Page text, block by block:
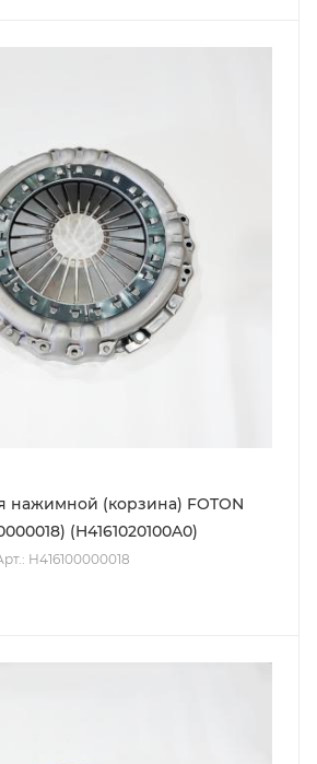
нажимной (корзина) FOTON
(H4161020100A0)
H416100000018